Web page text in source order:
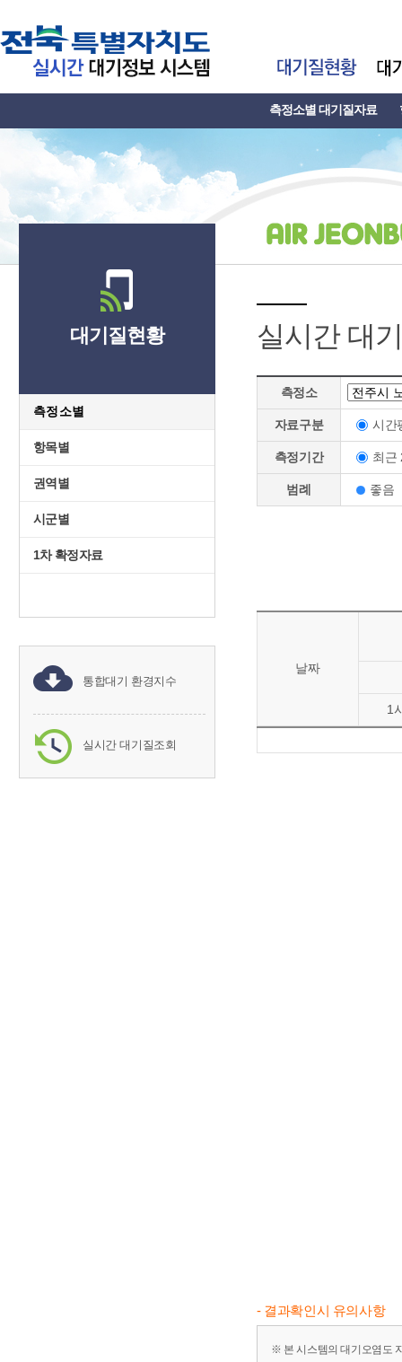
측정소별 대기질자료
대기질현황
측정소별
항목별
권역별
시군별
1차 확정자료
통합대기 환경지수
실시간 대기질조회
실시간 대
측정소
자료구분 시간
측정기간 최근
범례 좋음
날짜
1
- 결과확인시 유의사항
※ 본 시스템의 대기오염도